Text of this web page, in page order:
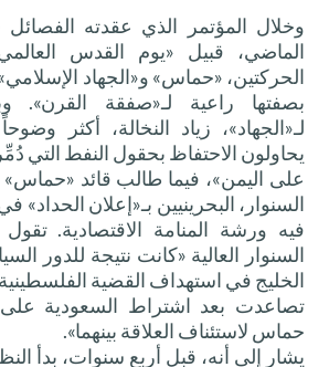
وخلال المؤتمر الذي عقدته
الماضي، قبيل «يوم القدس
الحركتين، «حماس» و«الجهاد
بصفتها راعية لـ«صفقة القرن».
لـ«الجهاد»، زياد النخالة، أكثر
يحاولون الاحتفاظ بحقول النفط التي
على اليمن»، فيما طالب قائد
السنوار، البحرينيين بـ«إعلان الحداد»
فيه ورشة المنامة الاقتصادية.
السنوار العالية «كانت نتيجة للدور
الخليج في استهداف القضية
تصاعدت بعد اشتراط السعودية
حماس لاستئناف العلاقة بينهما».
يشار إلى أنه، قبل أربع سنوات، بدأ